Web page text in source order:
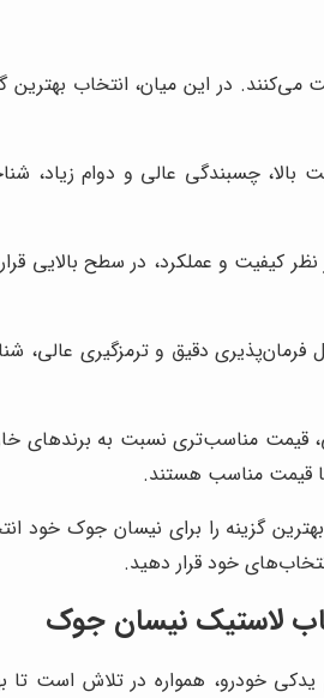
می‌کنند. در این میان، انتخاب
چسبندگی عالی و دوام زیاد،
کیفیت و عملکرد، در سطح بالایی
فرمان‌پذیری دقیق و ترمزگیری عالی،
قیمت مناسب‌تری نسبت به برندهای
قیمت مناسب هستند.
گزینه را برای نیسان جوک خود
خود قرار دهید.
لاستیک نیسان جوک
یدکی خودرو، همواره در تلاش است